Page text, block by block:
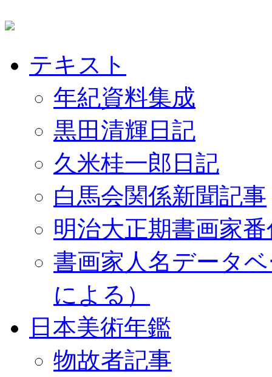
テキスト
年紀資料集成
黒田清輝日記
久米桂一郎日記
白馬会関係新聞記事
明治大正期書画家
書画家人名データ
による）
日本美術年鑑
物故者記事